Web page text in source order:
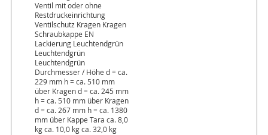
Ventil mit oder ohne
Restdruckeinrichtung
Ventilschutz Kragen Kragen
Schraubkappe EN
Lackierung Leuchtendgrün
Leuchtendgrün
Leuchtendgrün
Durchmesser / Höhe d = ca.
229 mm h = ca. 510 mm
über Kragen d = ca. 245 mm
h = ca. 510 mm über Kragen
d = ca. 267 mm h = ca. 1380
mm über Kappe Tara ca. 8,0
kg ca. 10,0 kg ca. 32,0 kg